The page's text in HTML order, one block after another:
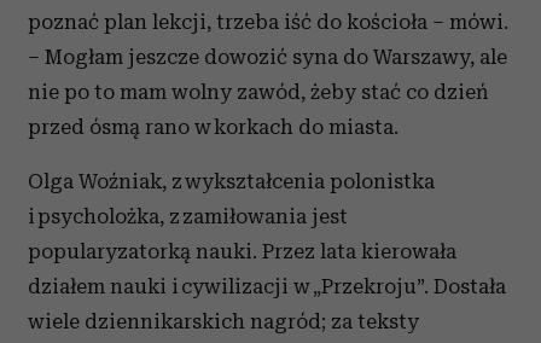
poznać plan lekcji, trzeba iść do kościoła – mówi.
– Mogłam jeszcze dowozić syna do Warszawy, ale
nie po to mam wolny zawód, żeby stać co dzień
przed ósmą rano w korkach do miasta.
Olga Woźniak, z wykształcenia polonistka
i psycholożka, z zamiłowania jest
popularyzatorką nauki. Przez lata kierowała
działem nauki i cywilizacji w „Przekroju”. Dostała
wiele dziennikarskich nagród; za teksty